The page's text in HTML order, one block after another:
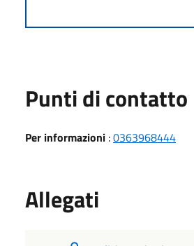
Punti di contatto
Per informazioni :0363968444
Allegati